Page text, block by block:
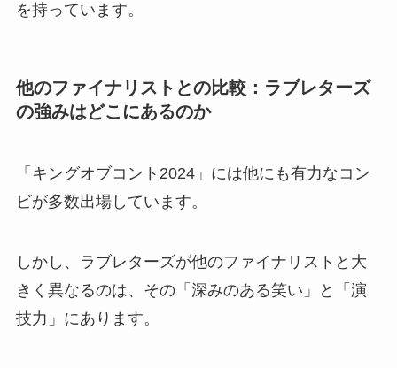
を持っています。
他のファイナリストとの比較：ラブレターズ
の強みはどこにあるのか
「キングオブコント2024」には他にも有力なコン
ビが多数出場しています。
しかし、ラブレターズが他のファイナリストと大
きく異なるのは、その「深みのある笑い」と「演
技力」にあります。